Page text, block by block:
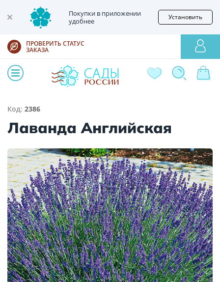
Покупки в приложении
удобнее
Установить
ПРОВЕРИТЬ СТАТУС
ЗАКАЗА
Код: 2386
Лаванда Английская